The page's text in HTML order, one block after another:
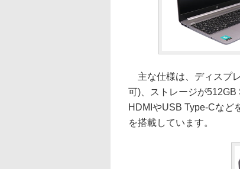
主な仕様は、ディスプ
可)、ストレージが512GB
HDMIやUSB Type-Cなど
を搭載しています。